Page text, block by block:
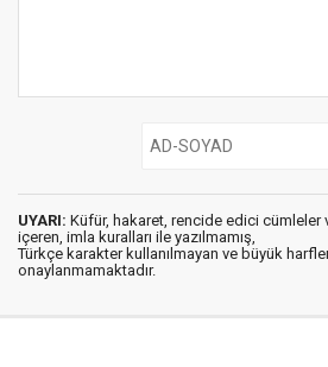
UYARI: Küfür, hakaret, rencide edici cümleler
içeren, imla kuralları ile yazılmamış,
Türkçe karakter kullanılmayan ve büyük
onaylanmamaktadır.